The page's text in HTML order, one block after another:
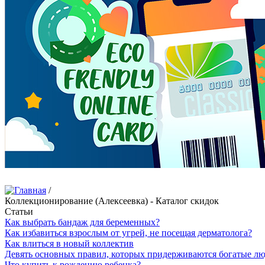
/
Коллекционирование (Алексеевка) - Каталог скидок
Статьи
Как выбрать бандаж для беременных?
Как избавиться взрослым от угрей, не посещая дерматолога?
Как влиться в новый коллектив
Девять основных правил, которых придерживаются богатые